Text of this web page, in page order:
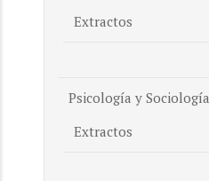
Extractos
Psicología y Sociología
Extractos